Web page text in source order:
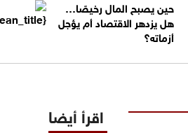
حين يصبح المال رخيصًا…
هل يزدهر الاقتصاد أم يؤجل
أزماته؟
اقرأ أيضا